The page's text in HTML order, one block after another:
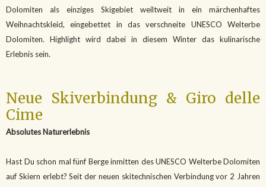
Dolomiten als einziges Skigebiet weiltweit in ein märchenhaftes
Weihnachtskleid, eingebettet in das verschneite UNESCO Welterbe
Dolomiten. Highlight wird dabei in diesem Winter das kulinarische
Erlebnis sein.
Neue Skiverbindung & Giro delle
Cime
Absolutes Naturerlebnis
Hast Du schon mal fünf Berge inmitten des UNESCO Welterbe Dolomiten
auf Skiern erlebt? Seit der neuen skitechnischen Verbindung vor 2 Jahren